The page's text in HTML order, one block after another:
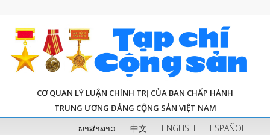
CƠ QUAN LÝ LUẬN CHÍNH TRỊ CỦA BAN CHẤP HÀNH
TRUNG ƯƠNG ĐẢNG CỘNG SẢN VIỆT NAM
ພາສາລາວ 中文 ENGLISH
ESPAÑOL